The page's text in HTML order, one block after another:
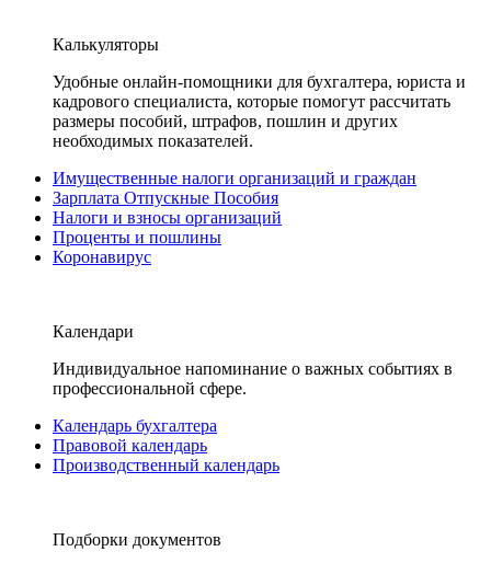
Калькуляторы
Удобные онлайн-помощники для бухгалтера, юриста и
кадрового специалиста, которые помогут рассчитать
размеры пособий, штрафов, пошлин и других
необходимых показателей.
Имущественные налоги организаций и граждан
Зарплата Отпускные Пособия
Налоги и взносы организаций
Проценты и пошлины
Коронавирус
Календари
Индивидуальное напоминание о важных событиях в
профессиональной сфере.
Календарь бухгалтера
Правовой календарь
Производственный календарь
Подборки документов